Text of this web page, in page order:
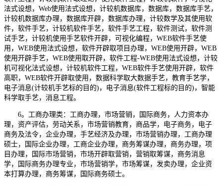
法式设想，Web使用法式设想，计较机数据库，数据库，数据库手艺，
计较机数据库办理，数据库开辟，数据库办理，计较数学及其使用软
件，软件手艺，计较机软件手艺，软件手艺工程，软件测试，软件测
试手艺，计较机使用手艺软件开辟，可视化编程，WEB软件手艺使
用，WEB使用法式设想，软件开辟取项目办理，WEB使用开辟，WEB
使用开辟手艺，WEB使用取开辟，软件工程-WEB使用法式设想，计较
机可视化法式设想，计较机软件工程，WEB软件手艺使用开辟，软件
高职，WEB软件开辟取使用，数据科学取大数据手艺，教育手艺学，
电子消息(计较机手艺标的目的)，电子消息(软件工程标的目的)，智能
科学取手艺，消息工程。
6。工商办理类：工商办理，市场营销，国际商务，人力资本办
理，资产评估，劳动关系，市场营销教育，商品学，电子商务，电子
商务及法令，企业办理，手艺经济及办理，市场营销办理，工商办理
硕士，国际企业办理，工商企业办理，商务筹谋办理，商务办理，项
目办理，国际市场营销，市场开辟取营销，营销取筹谋，商务消息
学，国际商务办理专业，市场营销学，市场筹谋，发卖办理，企业资
本打算办理，商务筹谋，国际商务硕士。